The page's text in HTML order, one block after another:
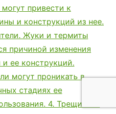
привести к
и конструкций из нее.
Жуки и термиты
причиной изменения
ее конструкций.
могут проникать в
стадиях ее
4. Трещины и